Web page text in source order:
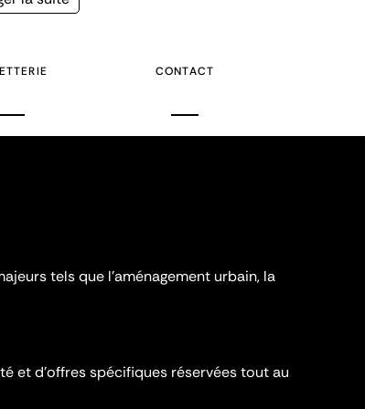
CONTACT
tels que l'aménagement urbain, la
et d’offres spécifiques réservées tout au